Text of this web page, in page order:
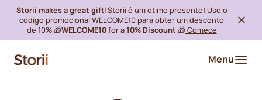
Storii makes a great gift!Storii é um ótimo presente! Use o
código promocional WELCOME10 para obter um desconto
de 10% 🎁WELCOME10for a10% Discount 🎁 Comece
Menu